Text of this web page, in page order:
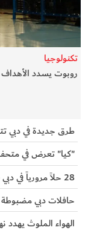
تكنولوجيا
روبوت يسدد الأهداف
طرق جديدة في دبي
"كيا" تعرض في
28 حلاً مرورياً في دبي قبل نهاية الصيف
حافلات دبي مضبوطة كالساعة
الهواء الملوث يهدد